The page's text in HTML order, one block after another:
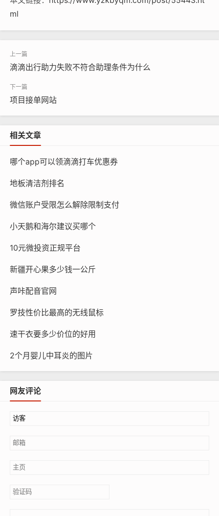
ml
滴滴出行助力失败不符合助理条件为什么
项目接单网站
相关文章
哪个app可以领滴滴打车优惠券
地板清洁剂排名
微信账户受限怎么解除限制支付
小天鹅和海尔建议买哪个
10元微投资正规平台
新疆开心果多少钱一公斤
声咔配音官网
罗技性价比最高的无线鼠标
速干衣要多少价位的好用
2个月婴儿中耳炎的图片
网友评论